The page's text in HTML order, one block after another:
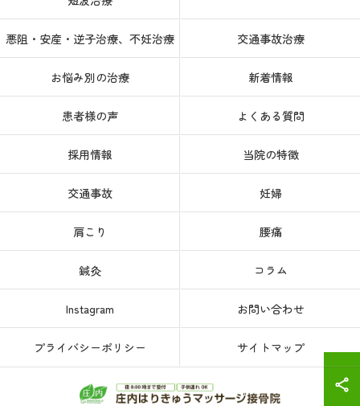
悪阻・安産・逆子治療、不妊治療 交通事故治療
お悩み別の治療 新着情報
患者様の声 よくある質問
採用情報 当院の特徴
交通事故 妊婦
肩こり 腰痛
鍼灸 コラム
Instagram お問い合わせ
プライバシーポリシー サイトマップ